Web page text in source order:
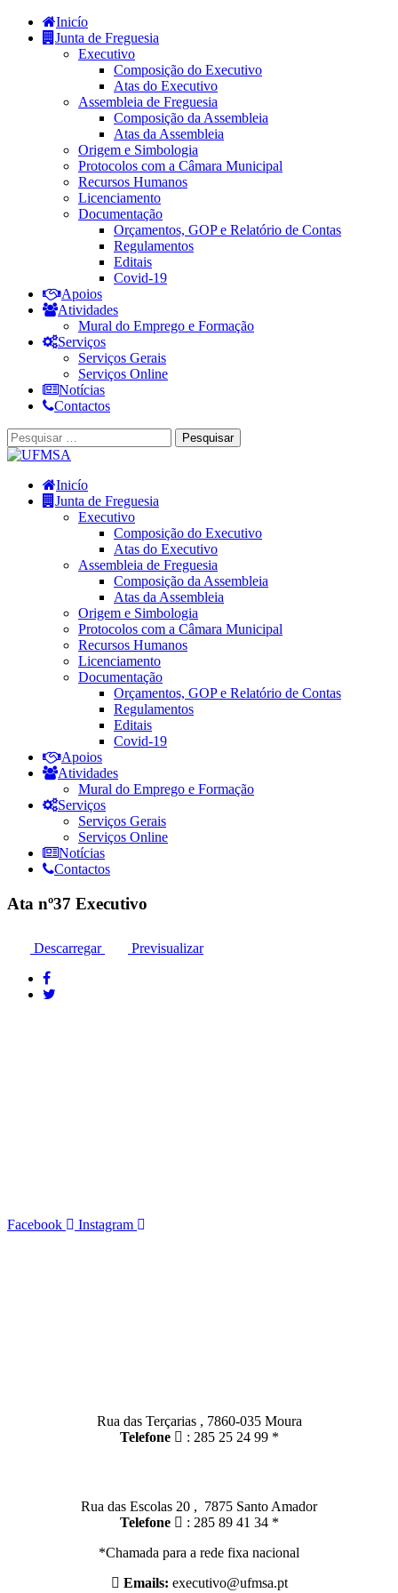
Inicío
Junta de Freguesia
Executivo
Composição do Executivo
Atas do Executivo
Assembleia de Freguesia
Composição da Assembleia
Atas da Assembleia
Origem e Simbologia
Protocolos com a Câmara Municipal
Recursos Humanos
Licenciamento
Documentação
Orçamentos, GOP e Relatório de Contas
Regulamentos
Editais
Covid-19
Apoios
Atividades
Mural do Emprego e Formação
Serviços
Serviços Gerais
Serviços Online
Notícias
Contactos
Pesquisar
por:
Inicío
Junta de Freguesia
Executivo
Composição do Executivo
Atas do Executivo
Assembleia de Freguesia
Composição da Assembleia
Atas da Assembleia
Origem e Simbologia
Protocolos com a Câmara Municipal
Recursos Humanos
Licenciamento
Documentação
Orçamentos, GOP e Relatório de Contas
Regulamentos
Editais
Covid-19
Apoios
Atividades
Mural do Emprego e Formação
Serviços
Serviços Gerais
Serviços Online
Notícias
Contactos
Ata nº37 Executivo
Descarregar Previsualizar
Facebook Instagram
Rua das Terçarias , 7860-035 Moura
Telefone
: 285 25 24 99 *
Rua das Escolas 20 , 7875 Santo Amador
Telefone
: 285 89 41 34 *
*Chamada para a rede fixa nacional
Emails: executivo@ufmsa.pt